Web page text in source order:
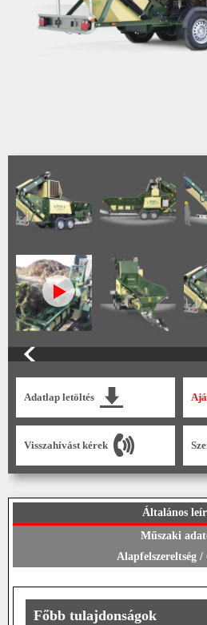
Adatlap letöltés
Visszahívást kérek
Általános
Műszaki
Alapfelszereltség /
Főbb tulajdonságok